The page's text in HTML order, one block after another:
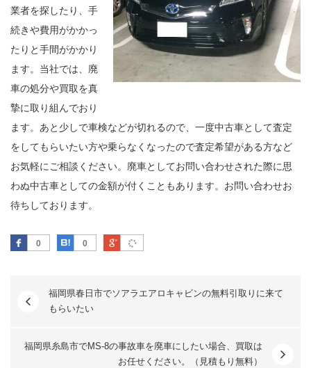
業者を探したり、手
続きや費用がかかっ
たりと手間がかかり
ます。当社では、廃
車の処分や買取を真
摯に取り組んでおり
ます。あと少しで車検などが切れるので、一度中古車として査定
をしてもらいたい方や乗らなくなったので査定希望がある方など
お気軽にご相談ください。廃車としてお問い合わせされた際に思
わぬ中古車としての金額が付くこともあります。お問い合わせお
待ちしております。
0
Facebook 0
はてなブックマーク
Google Plus
福岡県春日市でソアラエアロキャビンの無料引取りに来て
もらいたい
福岡県糸島市でMS-8の事故車を廃車にしたい場合、買取は
お任せください。（見積もり無料）